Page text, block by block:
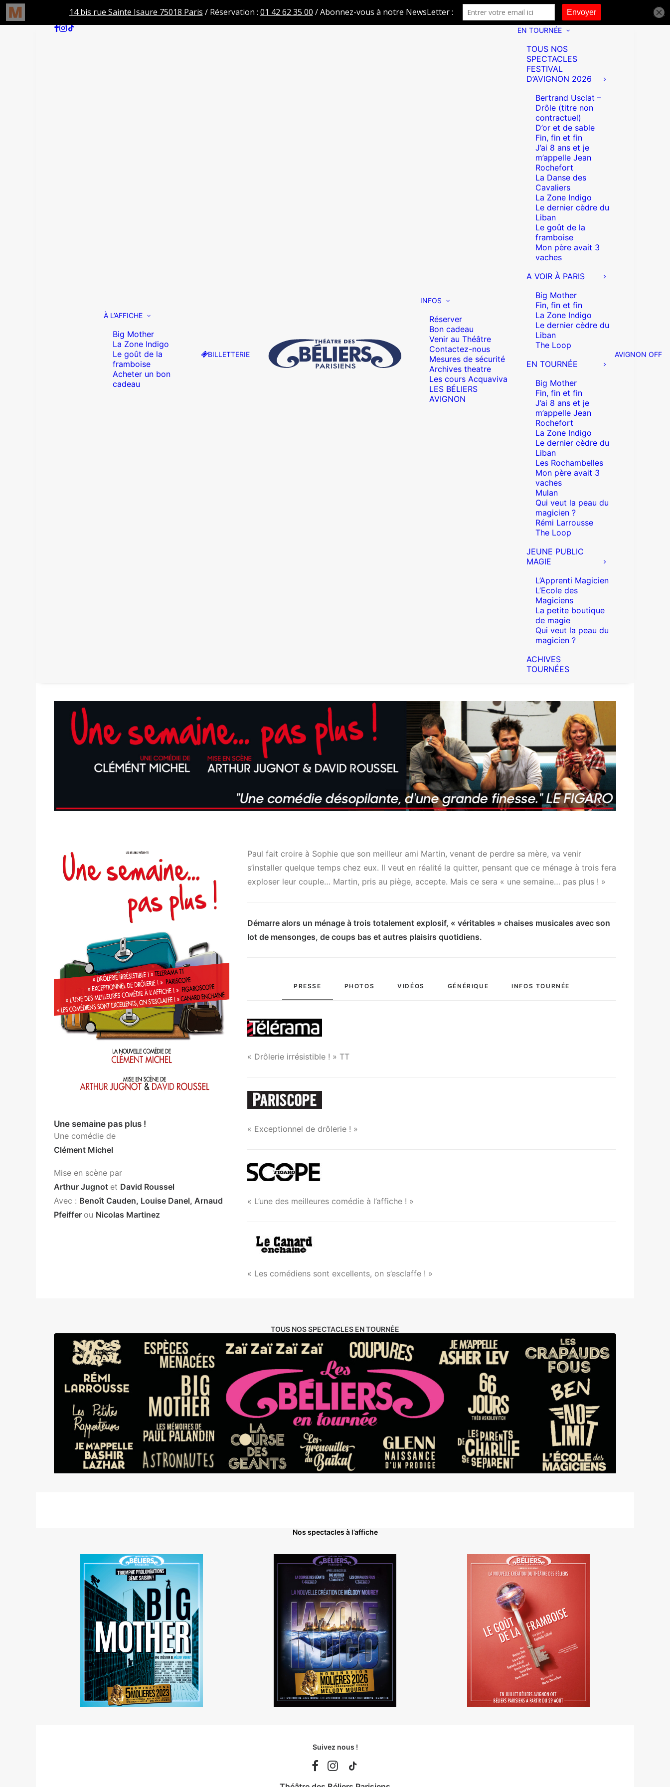
À L’AFFICHE
Big Mother
La Zone Indigo
Le goût de la
framboise
Acheter un bon
cadeau
BILLETTERIE
INFOS
Réserver
Bon cadeau
Venir au Théâtre
Contactez-nous
Mesures de sécurité
Archives theatre
Les cours Acquaviva
LES BÉLIERS
AVIGNON
EN TOURNÉE
TOUS NOS
SPECTACLES
FESTIVAL
D’AVIGNON 2026
Bertrand Usclat –
Drôle (titre non
contractuel)
D’or et de sable
Fin, fin et fin
J’ai 8 ans et je
m’appelle Jean
Rochefort
La Danse des
Cavaliers
La Zone Indigo
Le dernier cèdre du
Liban
Le goût de la
framboise
Mon père avait 3
vaches
A VOIR À PARIS
Big Mother
Fin, fin et fin
La Zone Indigo
Le dernier cèdre du
Liban
The Loop
EN TOURNÉE
Big Mother
Fin, fin et fin
J’ai 8 ans et je
m’appelle Jean
Rochefort
La Zone Indigo
Le dernier cèdre du
Liban
Les Rochambelles
Mon père avait 3
vaches
Mulan
Qui veut la peau du
magicien ?
Rémi Larrousse
The Loop
JEUNE PUBLIC
MAGIE
L’Apprenti Magicien
L’Ecole des
Magiciens
La petite boutique
de magie
Qui veut la peau du
magicien ?
ACHIVES
TOURNÉES
AVIGNON OFF
Une semaine pas plus !
Une comédie de
Clément Michel
Mise en scène par
Arthur Jugnot et David Roussel
Avec : Benoît Cauden, Louise Danel, Arnaud
Pfeiffer ou Nicolas Martinez
Paul fait croire à Sophie que son meilleur ami Martin, venant de perdre sa mère, va venir
s’installer quelque temps chez eux. Il veut en réalité la quitter, pensant que ce ménage à trois fera
exploser leur couple… Martin, pris au piège, accepte. Mais ce sera « une semaine… pas plus ! »
Démarre alors un ménage à trois totalement explosif, « véritables » chaises musicales avec son
lot de mensonges, de coups bas et autres plaisirs quotidiens.
PRESSE PHOTOS VIDÉOS GÉNÉRIQUE INFOS TOURNÉE
« Drôlerie irrésistible ! » TT
« Exceptionnel de drôlerie ! »
« L’une des meilleures comédie à l’affiche ! »
« Les comédiens sont excellents, on s’esclaffe ! »
TOUS NOS SPECTACLES EN TOURNÉE
TOUS NOS SPECTACLES EN TOURNÉE
Nos spectacles à l’affiche
Suivez nous !